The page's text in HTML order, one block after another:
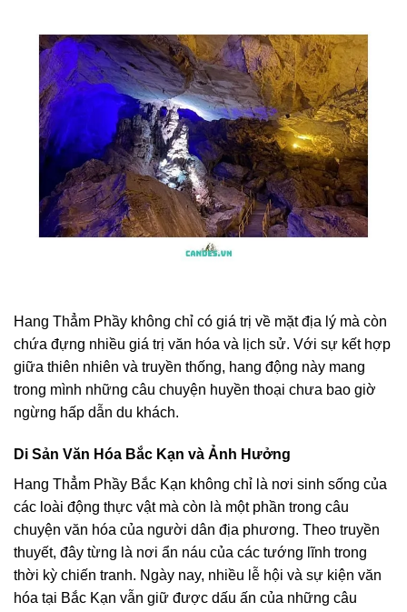
Hang Thẳm Phầy không chỉ có giá trị về mặt địa lý mà còn
chứa đựng nhiều giá trị văn hóa và lịch sử. Với sự kết hợp
giữa thiên nhiên và truyền thống, hang động này mang
trong mình những câu chuyện huyền thoại chưa bao giờ
ngừng hấp dẫn du khách.
Di Sản Văn Hóa Bắc Kạn và Ảnh Hưởng
Hang Thẳm Phầy Bắc Kạn không chỉ là nơi sinh sống của
các loài động thực vật mà còn là một phần trong câu
chuyện văn hóa của người dân địa phương. Theo truyền
thuyết, đây từng là nơi ẩn náu của các tướng lĩnh trong
thời kỳ chiến tranh. Ngày nay, nhiều lễ hội và sự kiện văn
hóa tại Bắc Kạn vẫn giữ được dấu ấn của những câu